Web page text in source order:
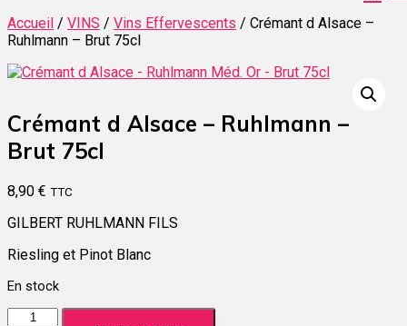
Accueil / VINS / Vins Effervescents / Crémant d Alsace –
Ruhlmann – Brut 75cl
Crémant d Alsace – Ruhlmann –
Brut 75cl
8,90 € TTC
GILBERT RUHLMANN FILS
Riesling et Pinot Blanc
En stock
quantité